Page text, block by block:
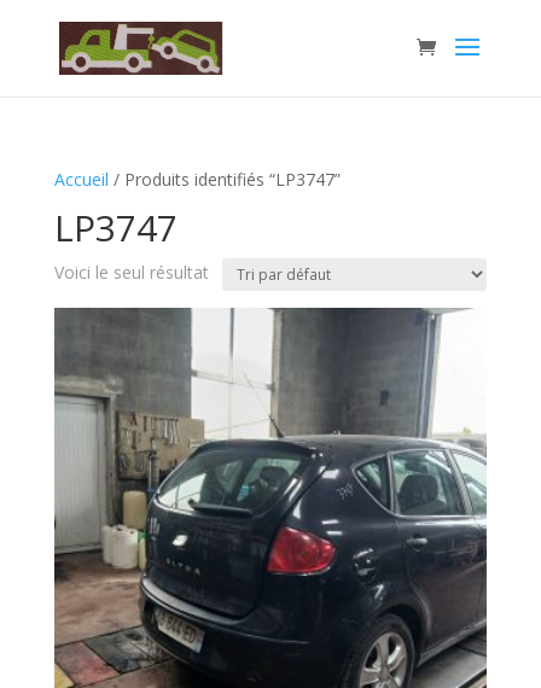
Accueil / Produits identifiés “LP3747”
LP3747
Voici le seul résultat